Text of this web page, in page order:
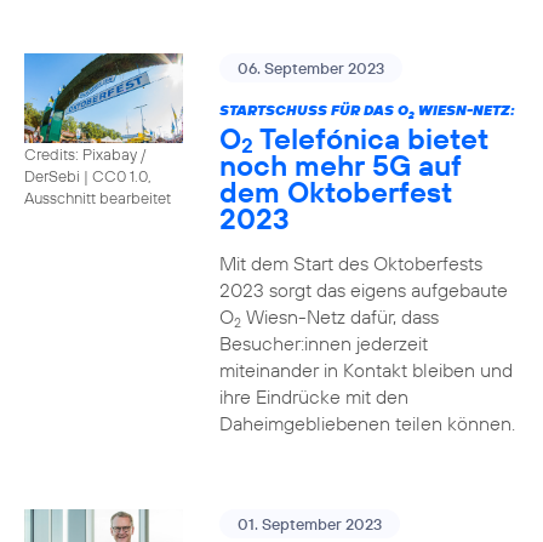
Credits: Pixabay /
DerSebi | CC0 1.0,
Ausschnitt bearbeitet
06. September 2023
STARTSCHUSS FÜR DAS O2WIESN-NETZ:
O2 Telefónica bietet
noch mehr 5G auf
dem Oktoberfest
2023
Mit dem Start des Oktoberfests
2023 sorgt das eigens aufgebaute
O2Wiesn-Netz dafür, dass
Besucher:innen jederzeit
miteinander in Kontakt bleiben und
ihre Eindrücke mit den
Daheimgebliebenen teilen können.
01. September 2023